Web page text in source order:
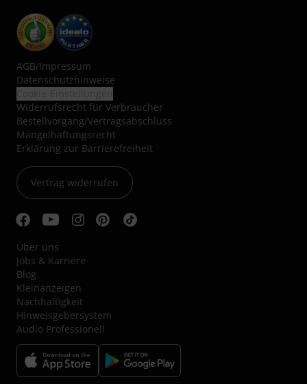
AGB/Impressum
Datenschutzhinweise
Widerrufsrecht für Verbraucher
Bestellvorgang/Vertragsabschluss
Mängelhaftungsrecht
Erklärung zur Barrierefreiheit
Vertrag widerrufen
Über uns
Jobs & Karriere
Blog
Kleinanzeigen
Nachhaltigkeit
Hinweisgebersystem
Audio Professionell